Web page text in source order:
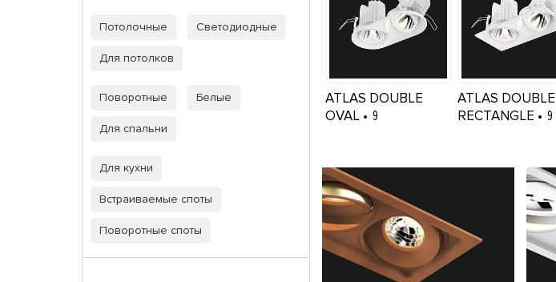
Потолочные Светодиодные
Для потолков
Поворотные Белые
Для спальни
Для кухни
Встраиваемые споты
Поворотные споты
ATLAS DOUBLE
OVAL
9
ATLAS DOUBLE
RECTANGLE
9